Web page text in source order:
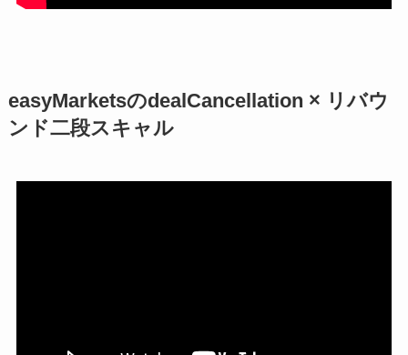
easyMarketsのdealCancellation × リバウ
ンド二段スキャル